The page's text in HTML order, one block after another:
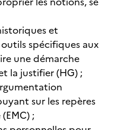
et
spécifiques aux
une démarche
la justifier (HG) ;
sur les repères
;